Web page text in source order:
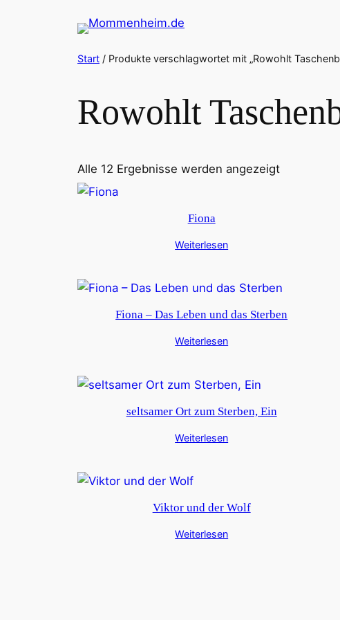
Start / Produkte verschlagwortet mit „Rowohlt
Rowohlt
Alle 12 Ergebnisse werden angezeigt
Fiona
Weiterlesen
Fiona – Das Leben und das Sterben
Weiterlesen
seltsamer Ort zum Sterben, Ein
Weiterlesen
Viktor und der Wolf
Weiterlesen